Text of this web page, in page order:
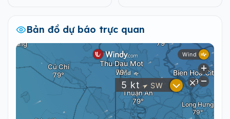
Bản đồ dự báo trực quan